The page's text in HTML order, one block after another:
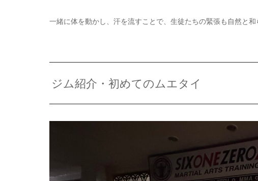
一緒に体を動かし、汗を流すことで、生徒たちの緊張も自然と和
ジム紹介・初めてのムエタイ